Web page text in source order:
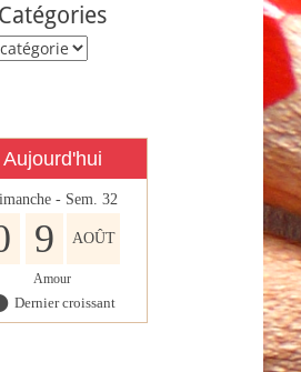
Catégories
Aujourd'hui
- Sem. 32
9 AOÛT
Amour
Dernier croissant